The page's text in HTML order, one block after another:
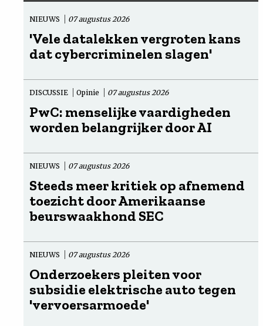
NIEUWS 07 augustus 2026
'Vele datalekken vergroten kans
dat cybercriminelen slagen'
DISCUSSIE Opinie 07 augustus 2026
PwC: menselijke vaardigheden
worden belangrijker door AI
NIEUWS 07 augustus 2026
Steeds meer kritiek op afnemend
toezicht door Amerikaanse
beurswaakhond SEC
NIEUWS 07 augustus 2026
Onderzoekers pleiten voor
subsidie elektrische auto tegen
'vervoersarmoede'